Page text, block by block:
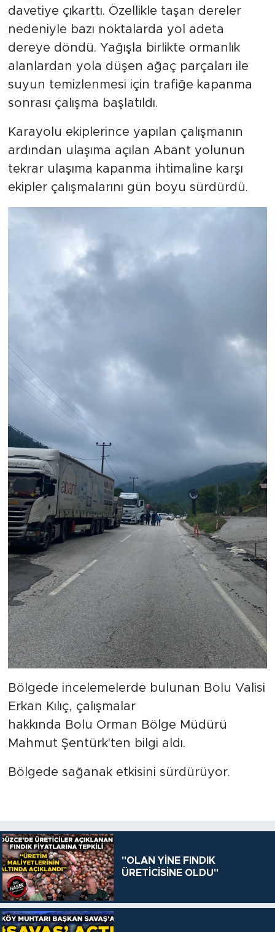
davetiye çıkarttı. Özellikle taşan dereler
nedeniyle bazı noktalarda yol adeta
dereye döndü. Yağışla birlikte ormanlık
alanlardan yola düşen ağaç parçaları ile
suyun temizlenmesi için trafiğe kapanma
sonrası çalışma başlatıldı.
Karayolu ekiplerince yapılan çalışmanın
ardından ulaşıma açılan Abant yolunun
tekrar ulaşıma kapanma ihtimaline karşı
ekipler çalışmalarını gün boyu sürdürdü.
Bölgede incelemelerde bulunan Bolu Valisi
Erkan Kılıç, çalışmalar
hakkında Bolu Orman Bölge Müdürü
Mahmut Şentürk'ten bilgi aldı.
Bölgede sağanak etkisini sürdürüyor.
"OLAN YİNE FINDIK
ÜRETİCİSİNE OLDU"